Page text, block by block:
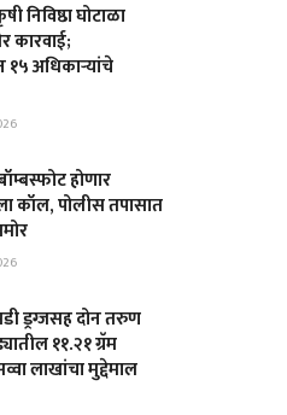
निविष्ठा घोटाळा
कारवाई;
१५ अधिकाऱ्यांचे
होणार
कॉल, पोलीस तपासात
ड्रग्जसह दोन तरुण
११.२१ ग्रॅम
लाखांचा मुद्देमाल